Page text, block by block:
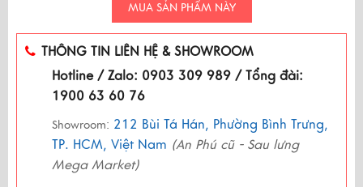
MUA SẢN PHẨM NÀY
THÔNG TIN LIÊN HỆ & SHOWROOM
Hotline / Zalo: 0903 309 989 / Tổng đài:
1900 63 60 76
Showroom: 212 Bùi Tá Hán, Phường Bình Trưng,
TP. HCM, Việt Nam (An Phú cũ - Sau lưng
Mega Market)